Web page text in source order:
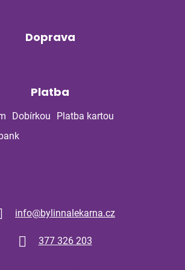
Doprava
Platba
Dobírkou
Platba kartou
info@bylinnalekarna.cz
377 326 203